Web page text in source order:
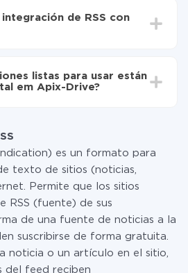
En promedio, la
10 y 15 minutos.
de RSS con
por la cantidad de datos que
de uno de sus sistemas a otro
de tarifa gratuita o cambiar a
Más detalles sobre
listas para usar están
em Apix-Drive?
es un formato para
texto de sitios (noticias,
Permite que los sitios
RSS (fuente) de sus
de una fuente de noticias a la
suscribirse de forma gratuita.
noticia o un artículo en el sitio,
del feed reciben